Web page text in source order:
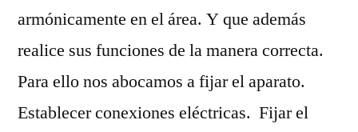
armónicamente en el área. Y que además
realice sus funciones de la manera correcta.
Para ello nos abocamos a fijar el aparato.
Establecer conexiones eléctricas. Fijar el